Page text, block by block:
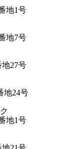
地1号
地7号
27号
地24号
地1号